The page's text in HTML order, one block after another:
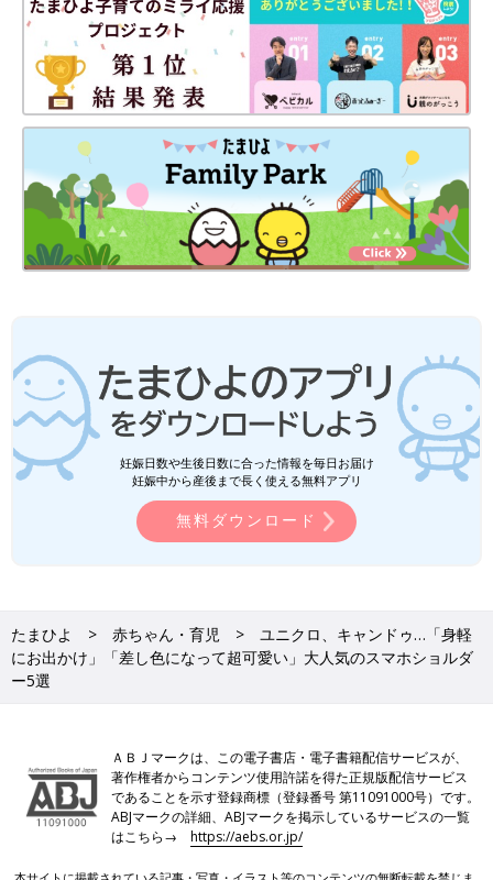
妊娠日数や生後日数に合った情報を毎日お届け
妊娠中から産後まで長く使える無料アプリ
無料ダウンロード
たまひよ 赤ちゃん・育児
ユニクロ、キャンドゥ…「身軽
にお出かけ」「差し色になって超可愛い」大人気のスマホショルダ
ー5選
ＡＢＪマークは、この電子書店・電子書籍配信サービスが、
著作権者からコンテンツ使用許諾を得た正規版配信サービス
であることを示す登録商標（登録番号 第11091000号）です。
ABJマークの詳細、ABJマークを掲示しているサービスの一覧
はこちら→https://aebs.or.jp/